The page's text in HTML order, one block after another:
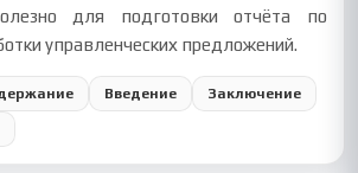
для подготовки отчёта по
управленческих предложений.
Введение Заключение